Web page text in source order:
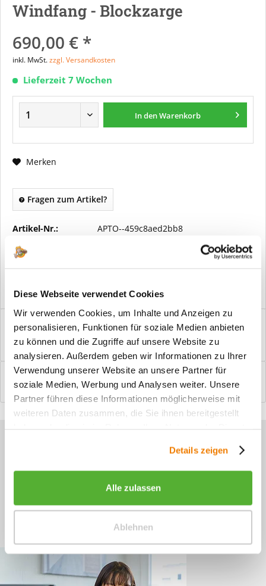
Diese Webseite verwendet Cookies
Wir verwenden Cookies, um Inhalte und Anzeigen zu
personalisieren, Funktionen für soziale Medien anbieten
zu können und die Zugriffe auf unsere Website zu
analysieren. Außerdem geben wir Informationen zu Ihrer
Verwendung unserer Website an unsere Partner für
soziale Medien, Werbung und Analysen weiter. Unsere
Partner führen diese Informationen möglicherweise mit
weiteren Daten zusammen, die Sie ihnen bereitgestellt
Details zeigen
Alle zulassen
Ablehnen
Windfang - Blockzarge
690,00 € *
inkl. MwSt.zzgl. Versandkosten
Lieferzeit 7 Wochen
In denWarenkorb
Merken
Fragen zum Artikel?
Artikel-Nr.: APTO--459c8aed2bb8
Vorteile
Windfangelemente online am Bildschirm konfigurieren und
einbaufertig bestellen. In wenigen...
Bewertungen
0
Bewertungen lesen, schreiben und diskutieren...mehr
Sie haben Fragen zu unseren
+49 (0)4244 965 34 04
Mo - Do, 09:00 - 16:00 Uhr
und Fr, 09:00 - 13:00 Uhr